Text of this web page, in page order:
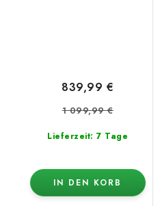
Lieferzeit: 7 Tage
839,99 €
1 099,99 €
IN DEN KORB